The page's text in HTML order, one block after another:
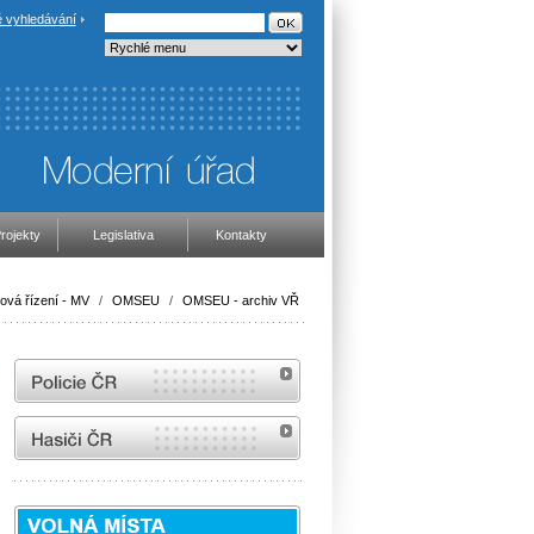
vyhledávání
Legislativa Kontakty
řízení - MV / OMSEU / OMSEU - archiv VŘ
internetové stránky Policie ČR
internetové stránky Hasiči ČR